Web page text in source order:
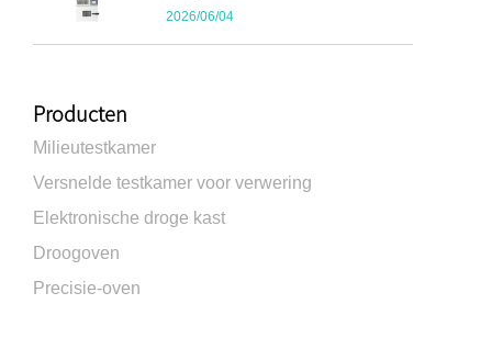
2026/06/04
Producten
Milieutestkamer
Versnelde testkamer voor verwering
Elektronische droge kast
Droogoven
Precisie-oven